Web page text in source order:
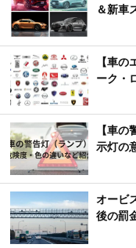
＆新車
【車
ーク・
【車
示灯の
オービ
後の罰